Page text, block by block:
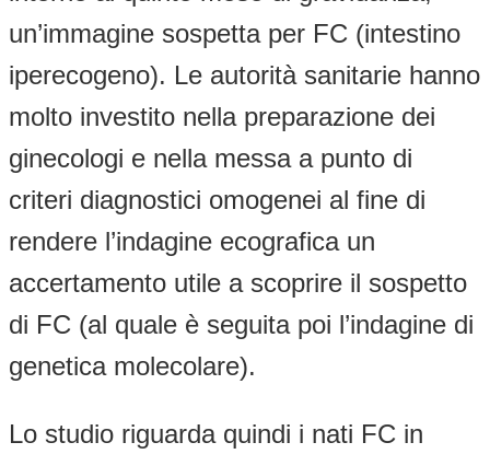
un’immagine sospetta per FC (intestino
iperecogeno). Le autorità sanitarie hanno
molto investito nella preparazione dei
ginecologi e nella messa a punto di
criteri diagnostici omogenei al fine di
rendere l’indagine ecografica un
accertamento utile a scoprire il sospetto
di FC (al quale è seguita poi l’indagine di
genetica molecolare).
Lo studio riguarda quindi i nati FC in